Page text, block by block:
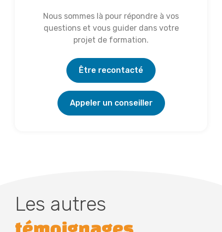
Nous sommes là pour répondre à vos
questions et vous guider dans votre
projet de formation.
Être recontacté
Appeler un conseiller
Les autres